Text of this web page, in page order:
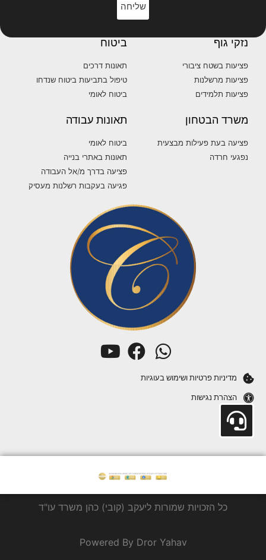
שליחה
נזקי גוף
פציעות בשטח ציבורי
פציעות מרשלנות
פציעות תלמידים
ביטוח
תאונות דרכים
טיפול בתביעות ביטוח שנדחו
ביטוח לאומי
משרד הבטחון
פציעה בעת פעילות מבצעית
נפגעי חרדה
תאונות עבודה
ביטוח לאומי
תאונות באתרי בנייה
פציעה בדרך מ/אל העבודה
פגיעה בעקבות רשלנות מעסיק
מדיניות פרטיות ושימוש בעוגיות
הצהרת נגישות
כל הזכויות שמורות ליעקב (קובי) כהן משרד עו"ד
Powered By Dror Yahav